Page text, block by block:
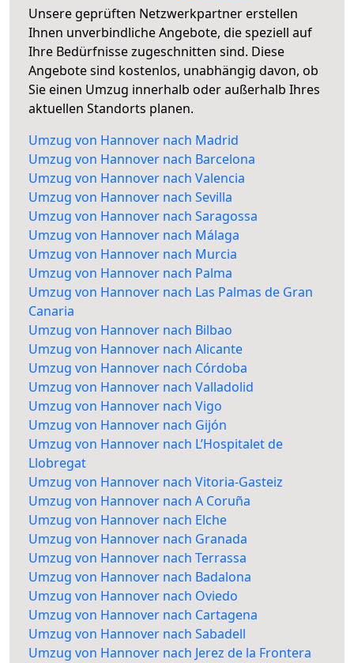
Unsere geprüften Netzwerkpartner erstellen
Ihnen unverbindliche Angebote, die speziell auf
Ihre Bedürfnisse zugeschnitten sind. Diese
Angebote sind kostenlos, unabhängig davon, ob
Sie einen Umzug innerhalb oder außerhalb Ihres
aktuellen Standorts planen.
Umzug von Hannover nach Madrid
Umzug von Hannover nach Barcelona
Umzug von Hannover nach Valencia
Umzug von Hannover nach Sevilla
Umzug von Hannover nach Saragossa
Umzug von Hannover nach Málaga
Umzug von Hannover nach Murcia
Umzug von Hannover nach Palma
Umzug von Hannover nach Las Palmas de Gran
Canaria
Umzug von Hannover nach Bilbao
Umzug von Hannover nach Alicante
Umzug von Hannover nach Córdoba
Umzug von Hannover nach Valladolid
Umzug von Hannover nach Vigo
Umzug von Hannover nach Gijón
Umzug von Hannover nach L’Hospitalet de
Llobregat
Umzug von Hannover nach Vitoria-Gasteiz
Umzug von Hannover nach A Coruña
Umzug von Hannover nach Elche
Umzug von Hannover nach Granada
Umzug von Hannover nach Terrassa
Umzug von Hannover nach Badalona
Umzug von Hannover nach Oviedo
Umzug von Hannover nach Cartagena
Umzug von Hannover nach Sabadell
Umzug von Hannover nach Jerez de la Frontera